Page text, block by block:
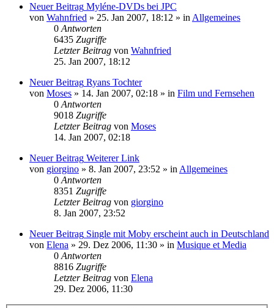
Neuer Beitrag Myléne-DVDs bei JPC
von Wahnfried » 25. Jan 2007, 18:12 » in Allgemeines
0 Antworten
6435 Zugriffe
Letzter Beitrag von Wahnfried
25. Jan 2007, 18:12
Neuer Beitrag Ryans Tochter
von Moses » 14. Jan 2007, 02:18 » in Film und Fernsehen
0 Antworten
9018 Zugriffe
Letzter Beitrag von Moses
14. Jan 2007, 02:18
Neuer Beitrag Weiterer Link
von giorgino » 8. Jan 2007, 23:52 » in Allgemeines
0 Antworten
8351 Zugriffe
Letzter Beitrag von giorgino
8. Jan 2007, 23:52
Neuer Beitrag Single mit Moby erscheint auch in Deutschland
von Elena » 29. Dez 2006, 11:30 » in Musique et Media
0 Antworten
8816 Zugriffe
Letzter Beitrag von Elena
29. Dez 2006, 11:30